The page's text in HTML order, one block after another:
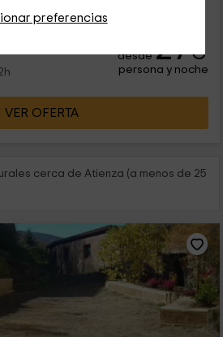
preferencias
desde27€
persona y noche
VER OFERTA
cerca de Atienza (a menos de 25